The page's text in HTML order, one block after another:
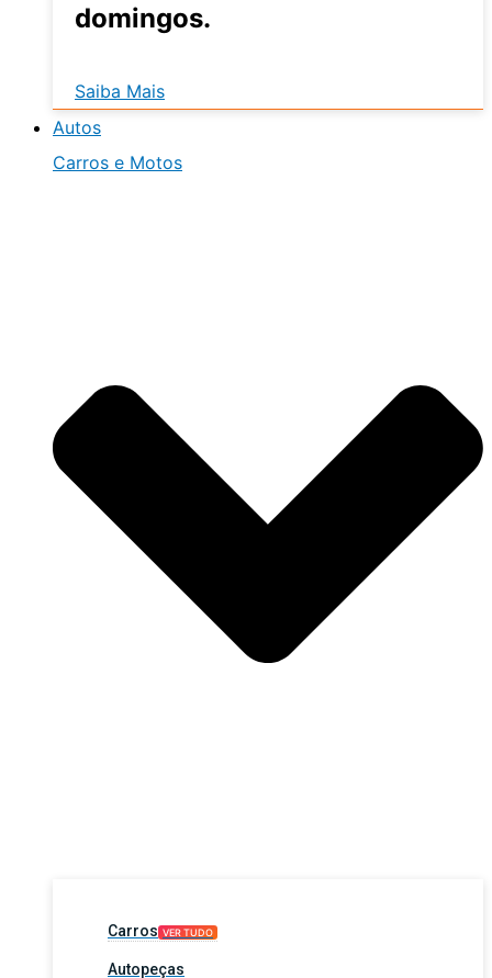
domingos.
Saiba Mais
Autos
Carros e Motos
Carros VER TUDO
Autopeças